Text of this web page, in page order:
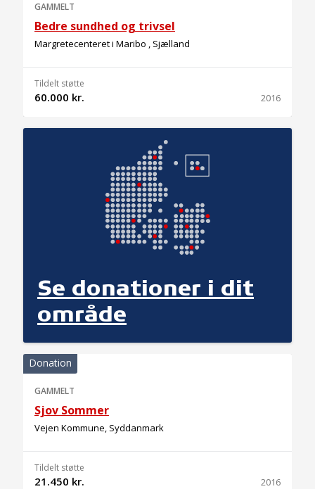
Se donationer i dit
område
GAMMELT
Bedre sundhed og trivsel
Margretecenteret i Maribo , Sjælland
Tildelt støtte
60.000 kr. 2016
Donation
GAMMELT
Sjov Sommer
Vejen Kommune, Syddanmark
Tildelt støtte
21.450 kr. 2016